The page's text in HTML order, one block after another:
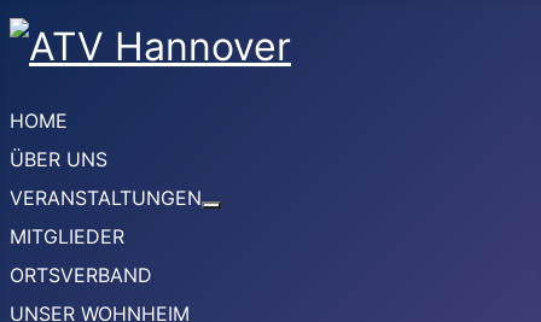
HOME
ÜBER UNS
VERANSTALTUNGEN
MITGLIEDER
ORTSVERBAND
UNSER WOHNHEIM